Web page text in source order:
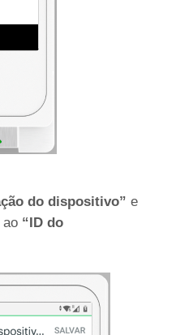
do dispositivo” e
ao “ID do